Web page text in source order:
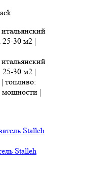
25-30 м2 |
25-30 м2 |
топливо:
мощности |
Stalleh